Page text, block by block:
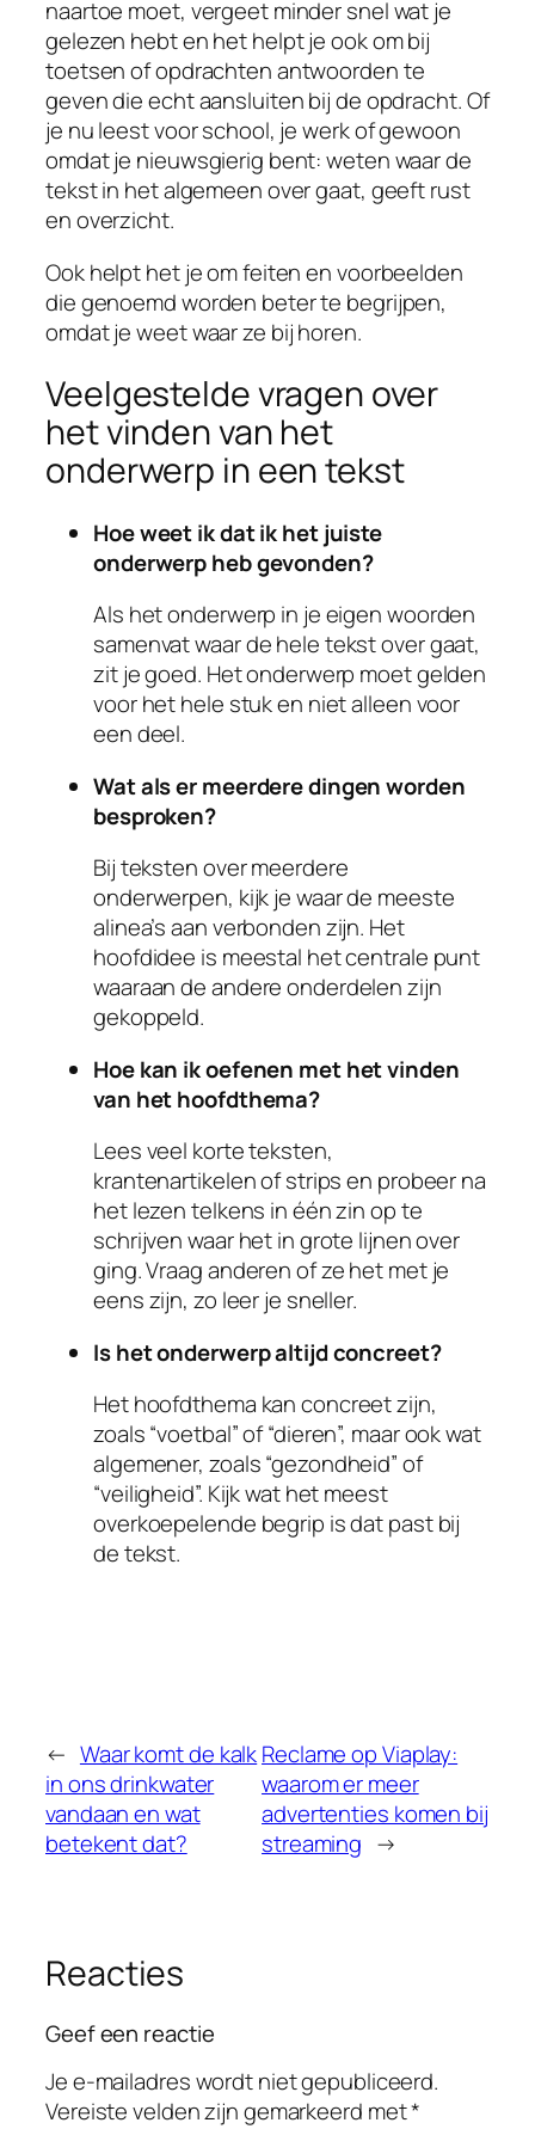
naartoe moet, vergeet minder snel wat je
gelezen hebt en het helpt je ook om bij
toetsen of opdrachten antwoorden te
geven die echt aansluiten bij de opdracht. Of
je nu leest voor school, je werk of gewoon
omdat je nieuwsgierig bent: weten waar de
tekst in het algemeen over gaat, geeft rust
en overzicht.
Ook helpt het je om feiten en voorbeelden
die genoemd worden beter te begrijpen,
omdat je weet waar ze bij horen.
Veelgestelde vragen over
het vinden van het
onderwerp in een tekst
Hoe weet ik dat ik het juiste
onderwerp heb gevonden?
Als het onderwerp in je eigen woorden
samenvat waar de hele tekst over gaat,
zit je goed. Het onderwerp moet gelden
voor het hele stuk en niet alleen voor
een deel.
Wat als er meerdere dingen worden
besproken?
Bij teksten over meerdere
onderwerpen, kijk je waar de meeste
alinea’s aan verbonden zijn. Het
hoofdidee is meestal het centrale punt
waaraan de andere onderdelen zijn
gekoppeld.
Hoe kan ik oefenen met het vinden
van het hoofdthema?
Lees veel korte teksten,
krantenartikelen of strips en probeer na
het lezen telkens in één zin op te
schrijven waar het in grote lijnen over
ging. Vraag anderen of ze het met je
eens zijn, zo leer je sneller.
Is het onderwerp altijd concreet?
Het hoofdthema kan concreet zijn,
zoals “voetbal” of “dieren”, maar ook wat
algemener, zoals “gezondheid” of
“veiligheid”. Kijk wat het meest
overkoepelende begrip is dat past bij
de tekst.
← Waar komt de kalk
in ons drinkwater
vandaan en wat
betekent dat?
Reclame op Viaplay:
waarom er meer
advertenties komen bij
streaming →
Reacties
Geef een reactie
Je e-mailadres wordt niet gepubliceerd.
Vereiste velden zijn gemarkeerd met*